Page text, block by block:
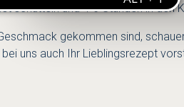
schütteln und 4-6 Stunden in den
gekommen sind,
bei uns auch Ihr Lieblingsrezept